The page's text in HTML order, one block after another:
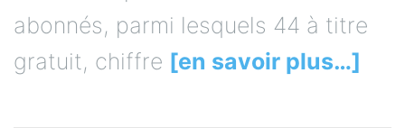
abonnés, parmi lesquels 44 à titre
gratuit, chiffre [en savoir plus…]